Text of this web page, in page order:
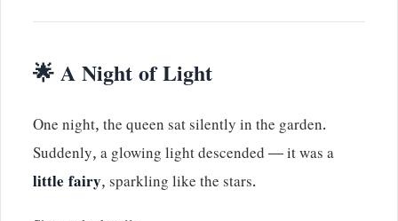
🌟 A Night of Light
One night, the queen sat silently in the garden.
Suddenly, a glowing light descended — it was a
little fairy, sparkling like the stars.